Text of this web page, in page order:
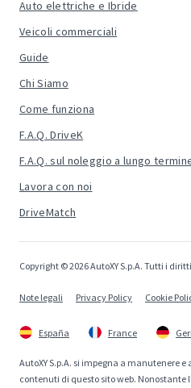
Auto elettriche e Ibride
Veicoli commerciali
Guide
Chi Siamo
Come funziona
F.A.Q. DriveK
F.A.Q. sul noleggio a lungo
Lavora con noi
DriveMatch
Copyright © 2026 AutoXY S.p.A. Tutti i
Note legali Privacy Policy Cookie
España France
AutoXY S.p.A. si impegna a manutenere
contenuti di questo sito web. Nonostante